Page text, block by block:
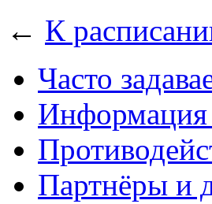
← К
Часто
Партнёры и